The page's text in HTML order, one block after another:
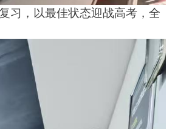
习，以最佳状态迎战高考，全